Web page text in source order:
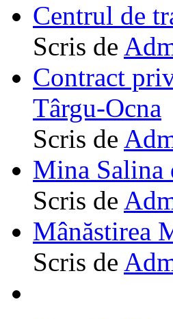
Centrul de
Scris de
Contract
Târgu-Ocna
Scris de
Mina Salina
Scris de
Mânăstirea
Scris de